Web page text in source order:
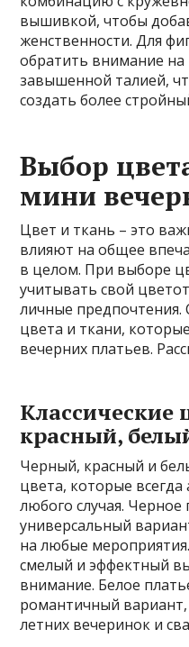
вышивкой, чтобы
женственности. Для
обратить внимание
завышенной талией,
создать более
Выбор
мини
Цвет и ткань – это
влияют на общее
в целом. При выборе
учитывать свой
личные
цвета и ткани,
вечерних платьев.
Классические
красный,
Черный, красный и
цвета, которые
любого случая. Черное
универсальный
на любые
смелый и эффектный
внимание. Белое
романтичный
летних вечеринок и